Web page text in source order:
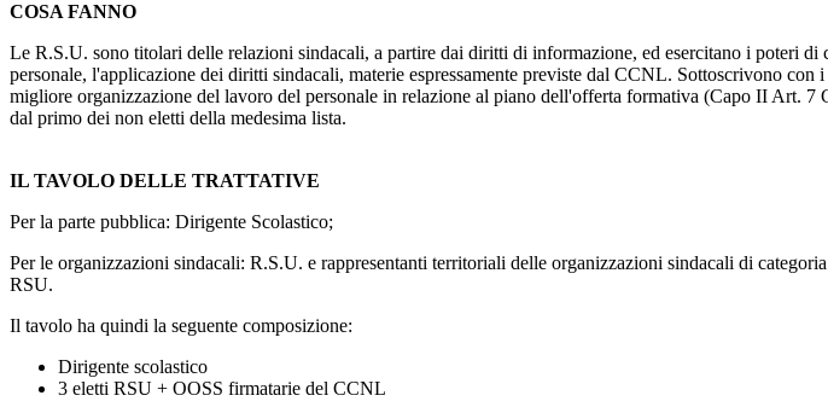
COSA FANNO
Le R.S.U. sono titolari delle relazioni sindacali, a partire dai diritti di informazione, ed esercitano i poteri
personale, l'applicazione dei diritti sindacali, materie espressamente previste dal CCNL. Sottoscrivono
migliore organizzazione del lavoro del personale in relazione al piano dell'offerta formativa (Capo II Art.
dal primo dei non eletti della medesima lista.
IL TAVOLO DELLE TRATTATIVE
Per la parte pubblica: Dirigente Scolastico;
Per le organizzazioni sindacali: R.S.U. e rappresentanti territoriali delle organizzazioni sindacali di
RSU.
Il tavolo ha quindi la seguente composizione:
Dirigente scolastico
3 eletti RSU + OOSS firmatarie del CCNL